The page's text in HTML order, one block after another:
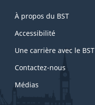
this
site
À propos du BST
Accessibilité
Une carrière avec le BST
Contactez-nous
Médias